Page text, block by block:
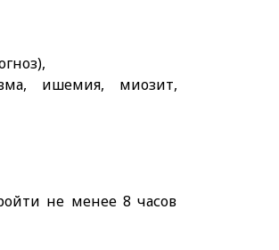
ишемия, миозит,
не менее 8 часов